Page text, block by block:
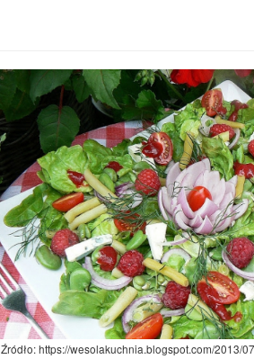
Źródło: https://wesolakuchnia.blogspot.com/2013/